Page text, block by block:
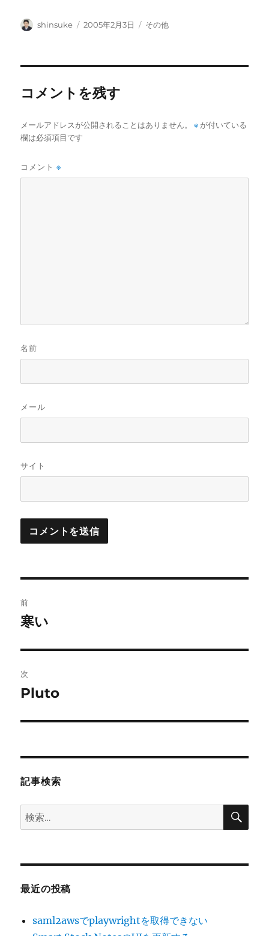
投
shinsuke
投
2005年2月3日
カ
その他
コメントを残す
メールアドレスが公開されることはありません。 ※が付いている
欄は必須項目です
コメント※
名前
メール
サイト
稿
ビ
ゲ
ー
前
前
投
稿:
寒い
次
次
投
Pluto
記事検索
検
索:
検
最近の投稿
saml2awsでplaywrightを取得できない